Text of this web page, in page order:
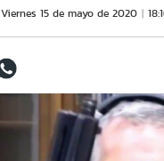
Viernes 15 de mayo de 2020